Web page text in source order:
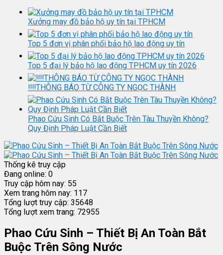
Xưởng may đồ bảo hộ uy tín tại TPHCM
Top 5 đơn vị phân phối bảo hộ lao động uy tín
Top 5 đại lý bảo hộ lao động TPHCM uy tín 2026
‼️‼️THÔNG BÁO TỪ CÔNG TY NGỌC THÀNH
Phao Cứu Sinh Có Bắt Buộc Trên Tàu Thuyền Không?
Quy Định Pháp Luật Cần Biết
Thống kê truy cập
Đang online: 0
Truy cập hôm nay: 55
Xem trang hôm nay: 117
Tổng lượt truy cập: 35648
Tổng lượt xem trang: 72955
Phao Cứu Sinh – Thiết Bị An Toàn Bắt
Buộc Trên Sông Nước